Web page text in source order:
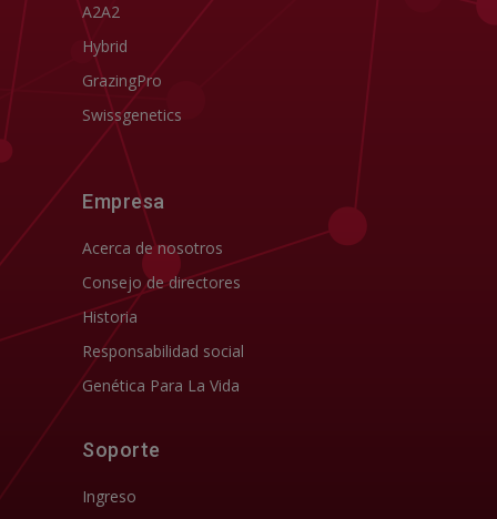
A2A2
Hybrid
GrazingPro
Swissgenetics
Empresa
Acerca de nosotros
Consejo de directores
Historia
Responsabilidad social
Genética Para La Vida
Soporte
Ingreso